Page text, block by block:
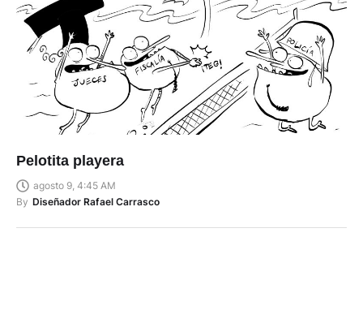
Pelotita playera
agosto 9, 4:45 AM
By Diseñador Rafael Carrasco